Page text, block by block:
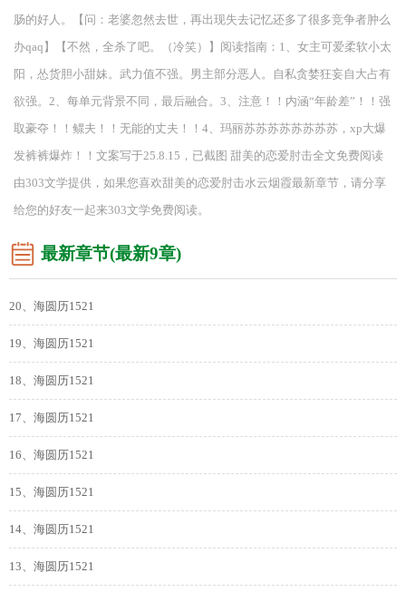
肠的好人。【问：老婆忽然去世，再出现失去记忆还多了很多竞争者肿么
办qaq】【不然，全杀了吧。（冷笑）】阅读指南：1、女主可爱柔软小太
阳，怂货胆小甜妹。武力值不强。男主部分恶人。自私贪婪狂妄自大占有
欲强。2、每单元背景不同，最后融合。3、注意！！内涵“年龄差”！！强
取豪夺！！鳏夫！！无能的丈夫！！4、玛丽苏苏苏苏苏苏苏苏，xp大爆
发裤裤爆炸！！文案写于25.8.15，已截图 甜美的恋爱肘击全文免费阅读
由303文学提供，如果您喜欢甜美的恋爱肘击水云烟霞最新章节，请分享
给您的好友一起来303文学免费阅读。
最新章节(最新9章)
20、海圆历1521
19、海圆历1521
18、海圆历1521
17、海圆历1521
16、海圆历1521
15、海圆历1521
14、海圆历1521
13、海圆历1521